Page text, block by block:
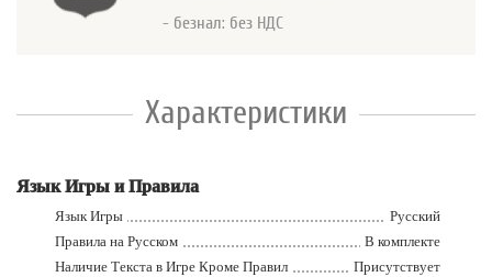
- безнал: без НДС
Характеристики
Язык Игры и Правила
Язык Игры
Русский
Правила на Русском
В комплекте
Наличие Текста в Игре Кроме Правил
Присутствует